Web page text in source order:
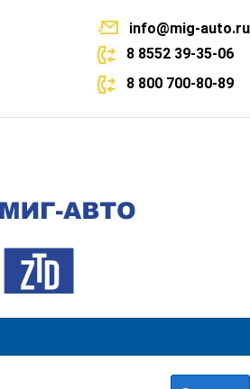
info@mig-auto.ru
8 8552 39-35-06
8 800 700-80-89